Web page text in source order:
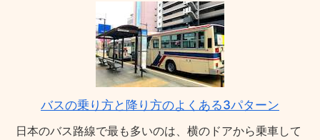
バスの乗り方と降り方のよくある3パターン
日本のバス路線で最も多いのは、横のドアから乗車して